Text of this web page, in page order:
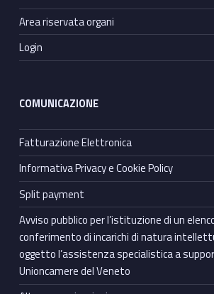
Area riservata organi
Login
COMUNICAZIONE
Fatturazione Elettronica
Informativa Privacy e Cookie Policy
Split payment
Avviso pubblico per l’istituzione di un
conferimento di incarichi di natura
oggetto l’assistenza specialistica a
Unioncamere del Veneto